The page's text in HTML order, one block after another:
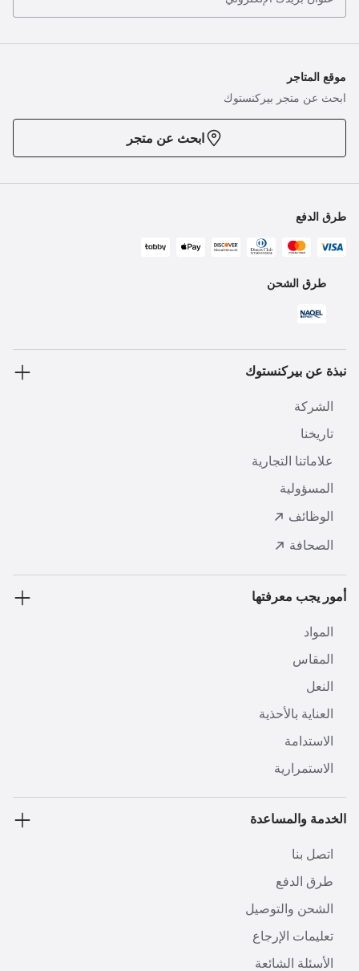
موقع المتاجر
ابحث عن متجر بيركنستوك
ابحث عن متجر
طرق الدفع
طرق الشحن
نبذة عن بيركنستوك
الشركة
تاريخنا
علاماتنا التجارية
المسؤولية
الوظائف
الصحافة
أمور يجب معرفتها
المواد
المقاس
النعل
العناية بالأحذية
الاستدامة
الاستمرارية
الخدمة والمساعدة
اتصل بنا
طرق الدفع
الشحن والتوصيل
تعليمات الإرجاع
الأسئلة الشائعة